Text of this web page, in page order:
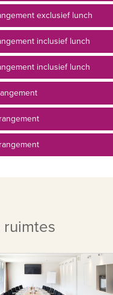
exclusief lunch
inclusief lunch
inclusief lunch
ruimtes